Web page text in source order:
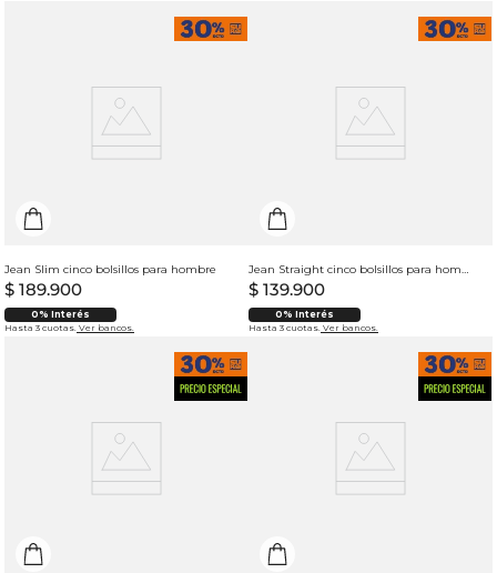
Jean Slim cinco bolsillos para hombre
$ 189.900
0% Interés
Hasta 3 cuotas. Ver bancos.
Jean Straight cinco bolsillos para hombre
$ 139.900
0% Interés
Hasta 3 cuotas. Ver bancos.